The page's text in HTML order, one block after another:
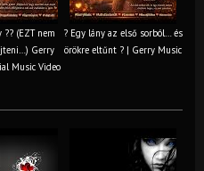
?? (EZT nem
Gerry
Music Video
? Egy lány az első sorból… és
örökre eltűnt ? | Gerry Music